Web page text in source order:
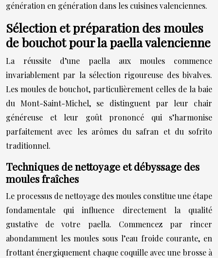
génération en génération dans les cuisines valenciennes.
Sélection et préparation des moules
de bouchot pour la paella valencienne
La réussite d’une paella aux moules commence
invariablement par la sélection rigoureuse des bivalves.
Les moules de bouchot, particulièrement celles de la baie
du Mont-Saint-Michel, se distinguent par leur chair
généreuse et leur goût prononcé qui s’harmonise
parfaitement avec les arômes du safran et du sofrito
traditionnel.
Techniques de nettoyage et débyssage des
moules fraîches
Le processus de nettoyage des moules constitue une étape
fondamentale qui influence directement la qualité
gustative de votre paella. Commencez par rincer
abondamment les moules sous l’eau froide courante, en
frottant énergiquement chaque coquille avec une brosse à